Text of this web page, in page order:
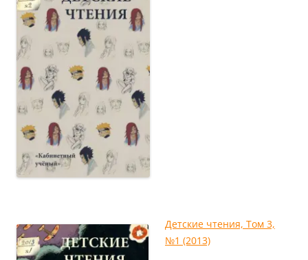
Детские чтения, Том 3,
№1 (2013)